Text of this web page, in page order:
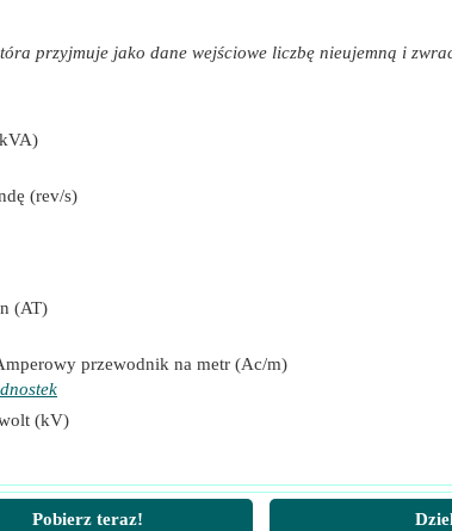
przewodnik na metr)
przyjmuje jako dane wejściowe liczbę nieujemną i
(rev/s)
(AT)
przewodnik na metr (Ac/m)
(kV)
Pobierz teraz!